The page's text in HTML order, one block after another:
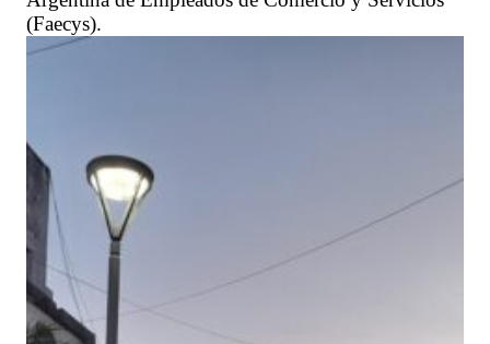
(Faecys).